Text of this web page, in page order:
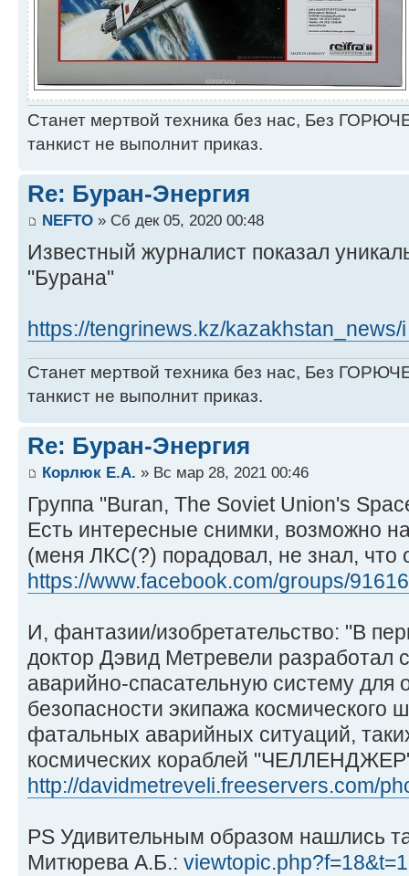
Станет мертвой техника без нас, Без
танкист не выполнит приказ.
Re: Буран-Энергия
NEFTO » Сб дек 05, 2020 00:48
Известный журналист показал
"Бурана"
https://tengrinews.kz/kazakhstan_news/
Станет мертвой техника без нас, Без
танкист не выполнит приказ.
Re: Буран-Энергия
Корлюк Е.А. » Вс мар 28, 2021 00:46
Группа "Buran, The Soviet Union's
Есть интересные снимки, возможно
(меня ЛКС(?) порадовал, не знал, что
https://www.facebook.com/groups/
И, фантазии/изобретательство: "В
доктор Дэвид Метревели разработал
аварийно-спасательную систему для
безопасности экипажа космического
фатальных аварийных ситуаций,
космических кораблей
http://davidmetreveli.freeservers.com/
PS Удивительным образом нашлись
Митюрева А.Б.: